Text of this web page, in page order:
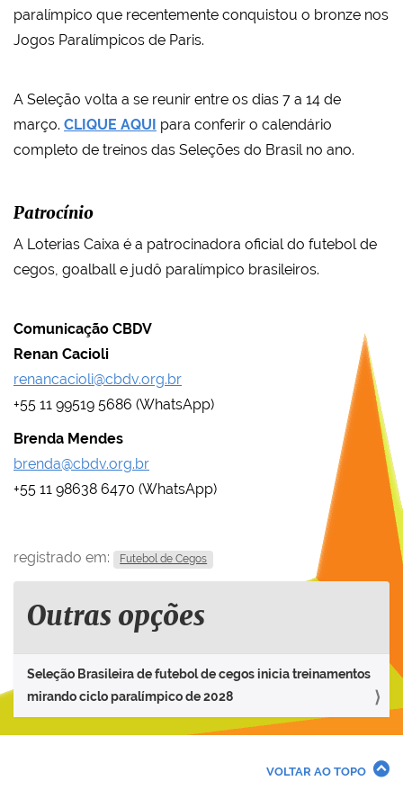
paralímpico que recentemente conquistou o bronze nos
Jogos Paralímpicos de Paris.
A Seleção volta a se reunir entre os dias 7 a 14 de
março. CLIQUE AQUI para conferir o calendário
completo de treinos das Seleções do Brasil no ano.
Patrocínio
A Loterias Caixa é a patrocinadora oficial do futebol de
cegos, goalball e judô paralímpico brasileiros.
Comunicação CBDV
Renan Cacioli
renancacioli@cbdv.org.br
+55 11 99519 5686 (WhatsApp)
Brenda Mendes
brenda@cbdv.org.br
+55 11 98638 6470 (WhatsApp)
registrado em: Futebol de Cegos
Outras opções
Seleção Brasileira de futebol de cegos inicia treinamentos
mirando ciclo paralímpico de 2028
VOLTAR AO TOPO